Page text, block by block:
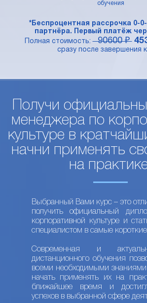
обучения
*Беспроцентная рассрочка 0-
партнёра. Первый платёж
Полная стоимость:90600 ₽
сразу после завершения
Получи
менеджера по
культуре в
начни применять
на
Выбранный Вами курс – это
получить официальный
корпоративной культуре и
специалистом в самые
Современная и
дистанционного обучения
всеми необходимыми
начать применять их на
ближайшее время и
успехов в выбранной сфере